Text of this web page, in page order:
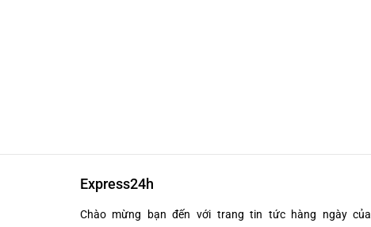
Express24h
Chào mừng bạn đến với trang tin tức hàng ngày của